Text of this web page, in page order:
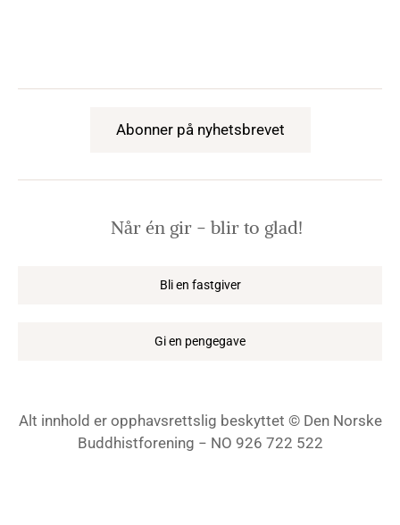
Abonner på nyhetsbrevet
Når én gir − blir to glad!
Bli en fastgiver
Gi en pengegave
Alt innhold er opphavsrettslig beskyttet © Den Norske
Buddhistforening − NO 926 722 522